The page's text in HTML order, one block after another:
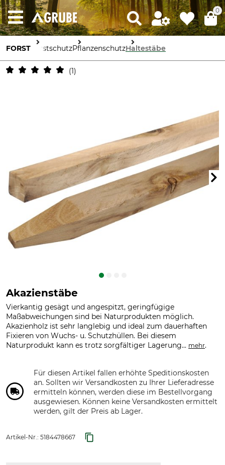
0
FORST ForstschutzPflanzenschutzHaltestäbe
1
Akazienstäbe
Vierkantig gesägt und angespitzt, geringfügige
Maßabweichungen sind bei Naturprodukten möglich.
Akazienholz ist sehr langlebig und ideal zum dauerhaften
Fixieren von Wuchs- u. Schutzhüllen. Bei diesem
Naturprodukt kann es trotz sorgfältiger Lagerung... mehr.
Für diesen Artikel fallen erhöhte Speditionskosten
an. Sollten wir Versandkosten zu Ihrer Lieferadresse
ermitteln können, werden diese im Bestellvorgang
ausgewiesen. Können keine Versandkosten ermittelt
werden, gilt der Preis ab Lager.
Artikel-Nr.: 5184478667